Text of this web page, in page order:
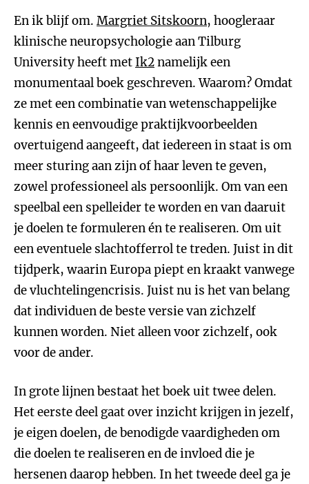
En ik blijf om. Margriet Sitskoorn, hoogleraar
klinische neuropsychologie aan Tilburg
University heeft metIk2namelijk een
monumentaal boek geschreven. Waarom? Omdat
ze met een combinatie van wetenschappelijke
kennis en eenvoudige praktijkvoorbeelden
overtuigend aangeeft, dat iedereen in staat is om
meer sturing aan zijn of haar leven te geven,
zowel professioneel als persoonlijk. Om van een
speelbal een spelleider te worden en van daaruit
je doelen te formuleren én te realiseren. Om uit
een eventuele slachtofferrol te treden. Juist in dit
tijdperk, waarin Europa piept en kraakt vanwege
de vluchtelingencrisis. Juist nu is het van belang
dat individuen de beste versie van zichzelf
kunnen worden. Niet alleen voor zichzelf, ook
voor de ander.
In grote lijnen bestaat het boek uit twee delen.
Het eerste deel gaat over inzicht krijgen in jezelf,
je eigen doelen, de benodigde vaardigheden om
die doelen te realiseren en de invloed die je
hersenen daarop hebben. In het tweede deel ga je